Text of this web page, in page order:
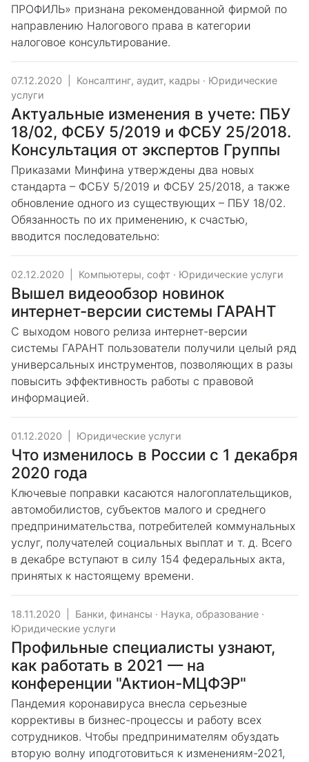
ПРОФИЛЬ» признана рекомендованной фирмой по
направлению Налогового права в категории
налоговое консультирование.
07.12.2020 Консалтинг, аудит, кадры · Юридические
услуги
Актуальные изменения в учете: ПБУ
18/02, ФСБУ 5/2019 и ФСБУ 25/2018.
Консультация от экспертов Группы
Приказами Минфина утверждены два новых
стандарта – ФСБУ 5/2019 и ФСБУ 25/2018, а также
обновление одного из существующих – ПБУ 18/02.
Обязанность по их применению, к счастью,
вводится последовательно:
02.12.2020 Компьютеры, софт · Юридические услуги
Вышел видеообзор новинок
интернет-версии системы ГАРАНТ
С выходом нового релиза интернет-версии
системы ГАРАНТ пользователи получили целый ряд
универсальных инструментов, позволяющих в разы
повысить эффективность работы с правовой
информацией.
01.12.2020 Юридические услуги
Что изменилось в России с 1 декабря
2020 года
Ключевые поправки касаются налогоплательщиков,
автомобилистов, субъектов малого и среднего
предпринимательства, потребителей коммунальных
услуг, получателей социальных выплат и т. д. Всего
в декабре вступают в силу 154 федеральных акта,
принятых к настоящему времени.
18.11.2020 Банки, финансы · Наука, образование ·
Юридические услуги
Профильные специалисты узнают,
как работать в 2021 — на
конференции "Актион-МЦФЭР"
Пандемия коронавируса внесла серьезные
коррективы в бизнес-процессы и работу всех
сотрудников. Чтобы предпринимателям обуздать
вторую волну иподготовиться к изменениям-2021,